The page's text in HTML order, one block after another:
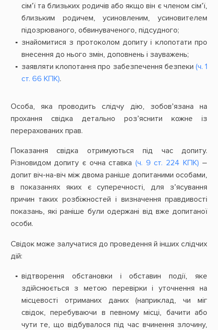
сім’ї та близьких родичів або якщо він є членом сім’ї,
близьким родичем, усиновленим, усиновителем
підозрюваного, обвинуваченого, підсудного;
знайомитися з протоколом допиту і клопотати про
внесення до нього змін, доповнень і зауважень;
заявляти клопотання про забезпечення безпеки (ч. 1
ст. 66 КПК).
Особа, яка проводить слідчу дію, зобов’язана на
прохання свідка детально роз’яснити кожне із
перерахованих прав.
Показання свідка отримуються під час допиту.
Різновидом допиту є очна ставка (ч. 9 ст. 224 КПК) –
допит віч-на-віч між двома раніше допитаними особами,
в показаннях яких є суперечності, для з’ясування
причин таких розбіжностей і визначення правдивості
показань, які раніше були одержані від вже допитаної
особи.
Свідок може залучатися до проведення й інших слідчих
дій:
відтворення обстановки і обставин події, яке
здійснюється з метою перевірки і уточнення на
місцевості отриманих даних (наприклад, чи міг
свідок, перебуваючи в певному місці, бачити або
чути те, що відбувалося під час вчинення злочину,